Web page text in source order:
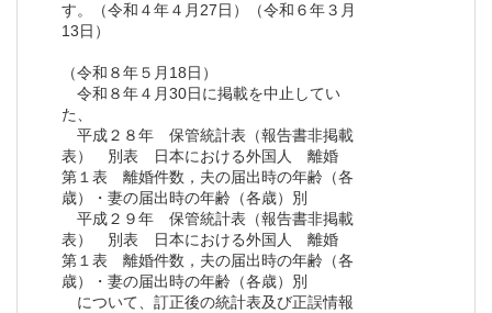
す。（令和４年４月27日）（令和６年３月
13日）
（令和８年５月18日）
令和８年４月30日に掲載を中止してい
た、
平成２８年 保管統計表（報告書非掲載
表） 別表 日本における外国人 離婚
第１表 離婚件数，夫の届出時の年齢（各
歳）・妻の届出時の年齢（各歳）別
平成２９年 保管統計表（報告書非掲載
表） 別表 日本における外国人 離婚
第１表 離婚件数，夫の届出時の年齢（各
歳）・妻の届出時の年齢（各歳）別
について、訂正後の統計表及び正誤情報